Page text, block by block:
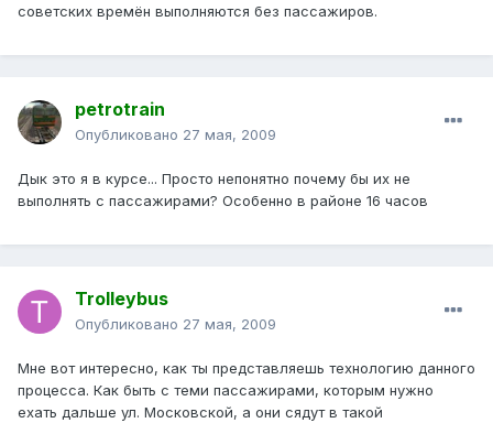
советских времён выполняются без пассажиров.
petrotrain
Опубликовано 27 мая, 2009
Дык это я в курсе... Просто непонятно почему бы их не
выполнять с пассажирами? Особенно в районе 16 часов
Trolleybus
Опубликовано 27 мая, 2009
Мне вот интересно, как ты представляешь технологию данного
процесса. Как быть с теми пассажирами, которым нужно
ехать дальше ул. Московской, а они сядут в такой